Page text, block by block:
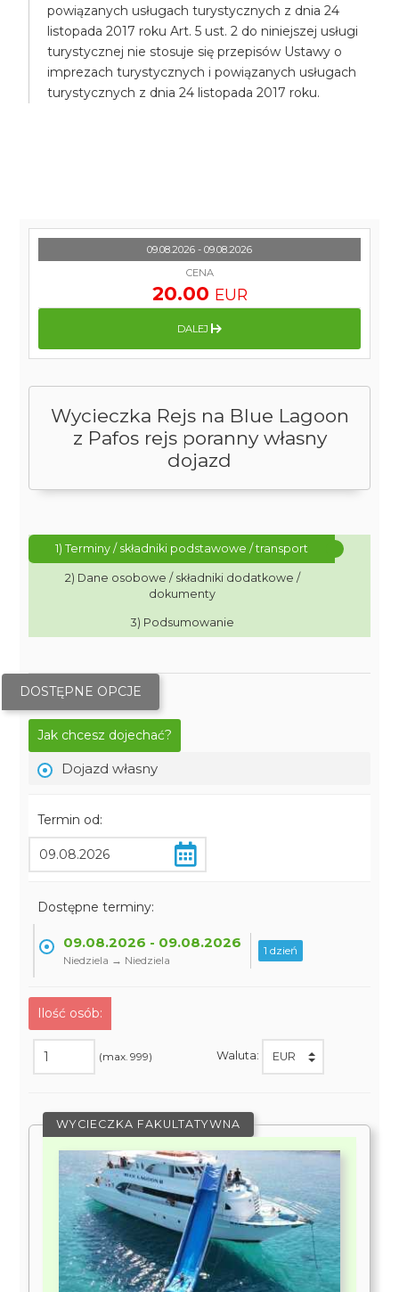
powiązanych usługach turystycznych z dnia 24
listopada 2017 roku Art. 5 ust. 2 do niniejszej usługi
turystycznej nie stosuje się przepisów Ustawy o
imprezach turystycznych i powiązanych usługach
turystycznych z dnia 24 listopada 2017 roku.
Wycieczka Rejs na Blue Lagoon
z Pafos rejs poranny własny
dojazd
1) Terminy / składniki podstawowe / transport
2) Dane osobowe / składniki dodatkowe /
dokumenty
3) Podsumowanie
DOSTĘPNE OPCJE
Jak chcesz dojechać?
Dojazd własny
Termin od:
Dostępne terminy:
09.08.2026 - 09.08.2026
Niedziela → Niedziela
1 dzień
Ilość osób:
(max. 999) Waluta:
WYCIECZKA FAKULTATYWNA
09.08.2026 - 09.08.2026
CENA
20.00 EUR
DALEJ